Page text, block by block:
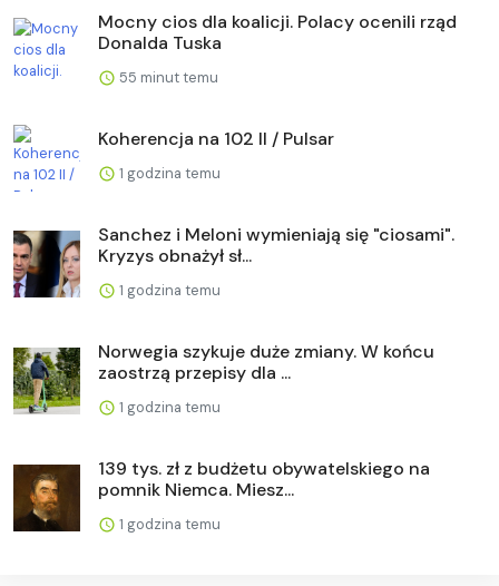
Mocny cios dla koalicji. Polacy ocenili rząd
Donalda Tuska
55 minut temu
Koherencja na 102 II / Pulsar
1 godzina temu
Sanchez i Meloni wymieniają się "ciosami".
Kryzys obnażył sł...
1 godzina temu
Norwegia szykuje duże zmiany. W końcu
zaostrzą przepisy dla ...
1 godzina temu
139 tys. zł z budżetu obywatelskiego na
pomnik Niemca. Miesz...
1 godzina temu